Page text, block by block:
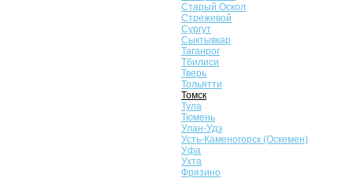
Старый Оскол
Стрежевой
Сургут
Сыктывкар
Таганрог
Тбилиси
Тверь
Тольятти
Томск
Тула
Тюмень
Улан-Удэ
Усть-Каменогорск (Оскемен)
Уфа
Ухта
Фрязино